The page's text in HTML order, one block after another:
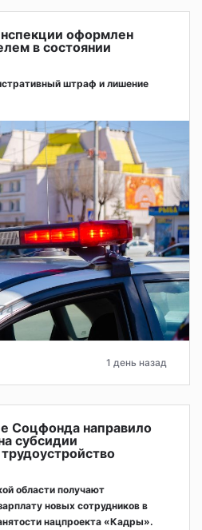
оформлен
в состоянии
штраф и лишение
1 день назад
Соцфонда направило
субсидии
области получают
новых сотрудников в
нацпроекта «Кадры».